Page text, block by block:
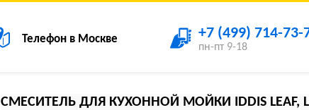
СМЕСИТЕЛЬ ДЛЯ КУХОННОЙ МОЙКИ IDDIS LEAF,
Телефон в Москве +7 (499) 714-73-
пн-пт 9-18